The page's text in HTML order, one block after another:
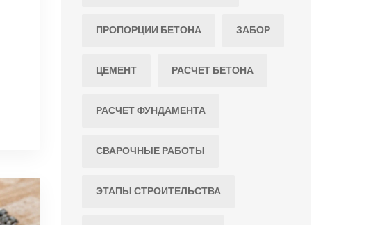
ПРОПОРЦИИ БЕТОНА ЗАБОР
ЦЕМЕНТ РАСЧЕТ БЕТОНА
РАСЧЕТ ФУНДАМЕНТА
СВАРОЧНЫЕ РАБОТЫ
ЭТАПЫ СТРОИТЕЛЬСТВА